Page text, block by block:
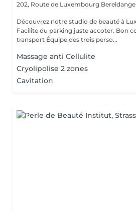
202, Route de Luxembourg Bereldange
Découvrez notre studio de beauté à
Facilite du parking juste accoter. Bon
transport Équipe des trois perso...
Massage anti Cellulite
Cryolipolise 2 zones
Cavitation